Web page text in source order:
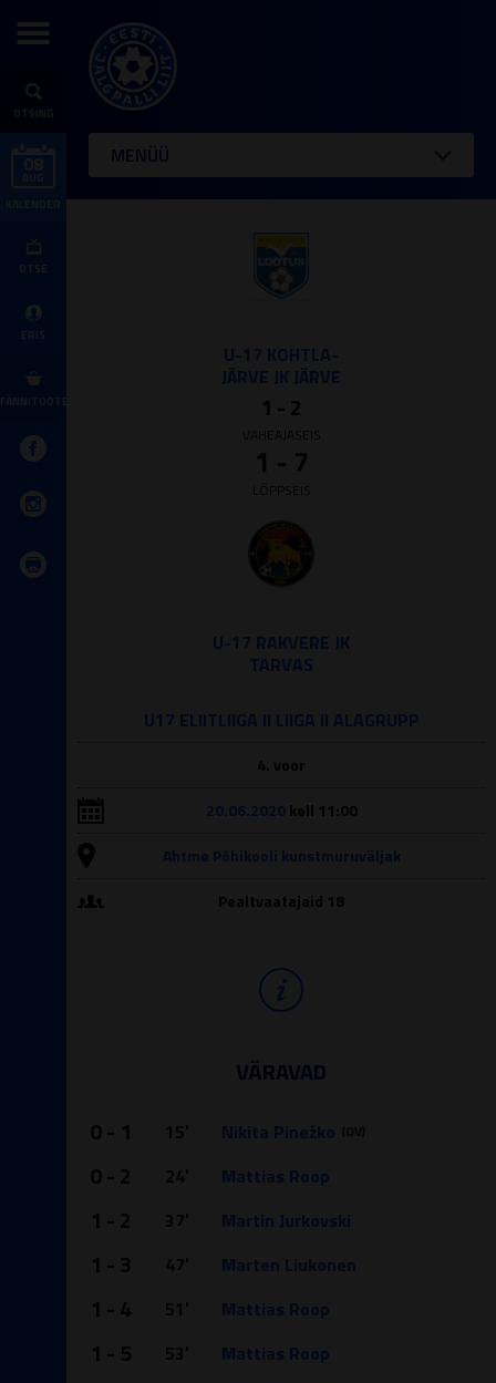
OTSING
OTSE
ERIS
FÄNNITOOTED
MENÜÜ
U-17 KOHTLA-
JÄRVE JK JÄRVE
1 - 2
VAHEAJASEIS
1 - 7
LÕPPSEIS
U-17 RAKVERE JK
TARVAS
U17 ELIITLIIGA II LIIGA II ALAGRUPP
4. voor
20.06.2020kell 11:00
Ahtme Põhikooli kunstmuruväljak
Pealtvaatajaid 18
VÄRAVAD
Nikita Pinežko
Mattias Roop
Martin Jurkovski
Marten Liukonen
Mattias Roop
Mattias Roop